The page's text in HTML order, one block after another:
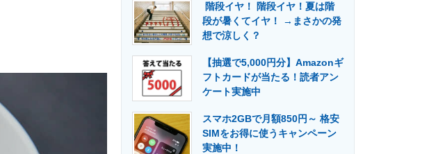
階段イヤ！ 階段イヤ！夏は階
段が暑くてイヤ！ →まさかの発
想で涼しく？
【抽選で5,000円分】Amazonギ
フトカードが当たる！読者アン
ケート実施中
スマホ2GBで月額850円～ 格安
SIMをお得に使うキャンペーン
実施中！